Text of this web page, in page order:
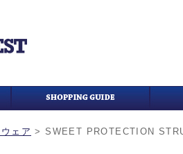
ェア >SWEET PROTECTION